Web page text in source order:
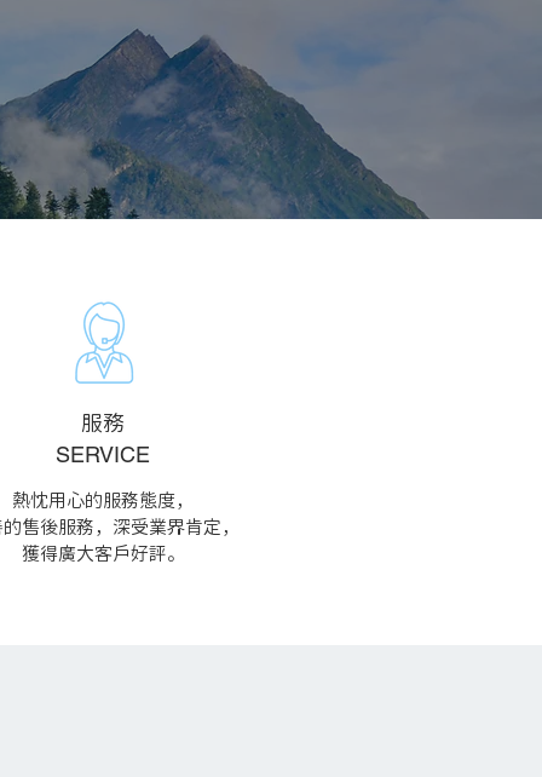
​服務
SERVICE
熱忱用心的服務態度，
售後服務，深受業界肯定，
獲得廣大客戶好評。